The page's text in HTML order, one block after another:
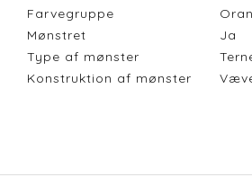
Farvegruppe
Mønstret
Ja
Type af mønster
Konstruktion af mønster